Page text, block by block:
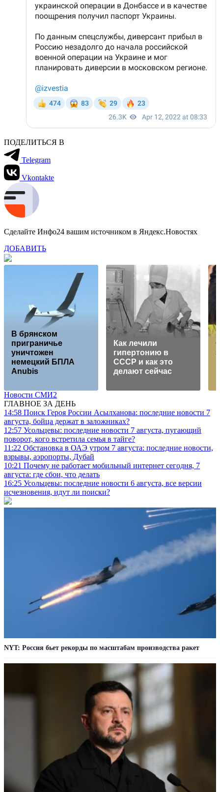
ПОДЕЛИТЬСЯ В
Telegram
Vkontakte
Сделайте Инфо24 вашим источником в Яндекс.Новостях
ДОБАВИТЬ
В брянском
приграничье
уничтожен
немецкий БПЛА
Anubis
Как лечили
гипертонию в
СССР и как это
делают сейчас
Новости СМИ2
ГЛАВНОЕ ЗА ДЕНЬ
14:58 Поиск Героя России Асылханова: последние новости 7
августа, бойца держат в заложниках?
12:57 Усольцевы: последние новости 7 августа, пугающий
поворот, кого встретила семья в тайге?
11:22 Обстановка в ОАЭ утром 7 августа: последние новости,
взрывы, аэропорты, Дубай
10:21 Почему не работает мобильный интернет сегодня, 7
августа: где сбои, что делать
16:25 Усольцевы: последние новости 6 августа, все версии
исчезновения, идут ли поиски?
NYT: Россия бьет рекорды по масштабам производства ракет